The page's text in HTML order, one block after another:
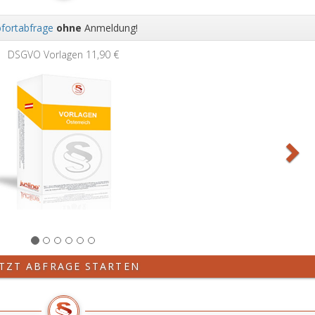
ohne Anmeldung!
DSGVO Vorlagen 11,90 €
ABFRAGE STARTEN